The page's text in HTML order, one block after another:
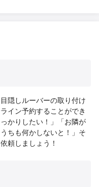
隠しルーバーの取り付け
イン予約することができ
かりしたい！」「お隣が
ちも何かしないと！」そ
頼しましょう！